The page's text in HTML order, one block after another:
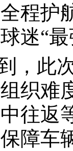
程护
迷“
，此
织难
往返
障车